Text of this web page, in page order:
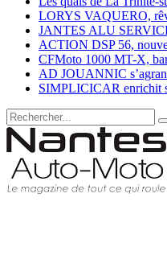
LORYS VAQUERO,
JANTES ALU
ACTION DSP 56,
CFMoto 1000 MT-X,
AD JOUANNIC
SIMPLICICAR enrichit